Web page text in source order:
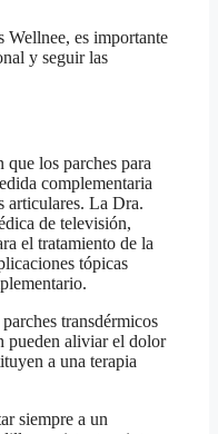
es importante
y seguir las
que los parches para
complementaria
articulares. La Dra.
de televisión,
el tratamiento de la
tópicas
transdérmicos
pueden aliviar el dolor
a una terapia
siempre a un